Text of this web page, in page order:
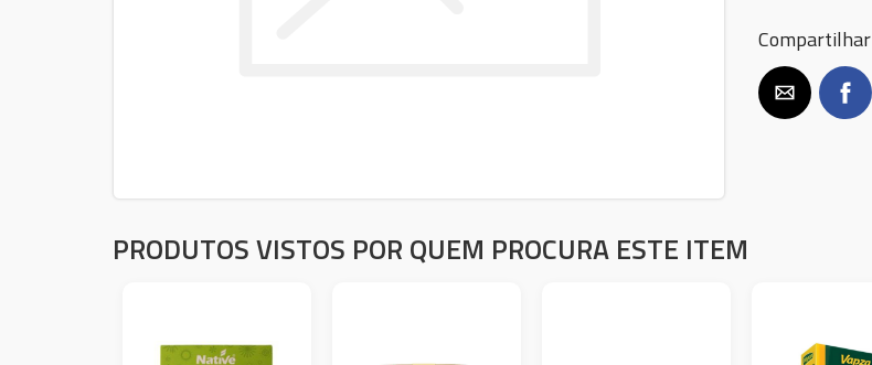
Compartilhar
PRODUTOS VISTOS POR QUEM PROCURA ESTE ITEM